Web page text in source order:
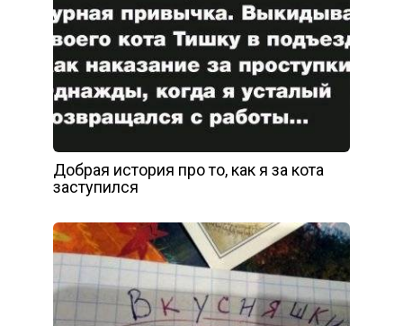
Добрая история про то, как я за кота
заступился